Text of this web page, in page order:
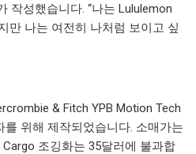
작성했습니다. “나는 Lululemon
만 나는 여전히 나처럼 보이고 싶
& Fitch YPB Motion Tech
위해 제작되었습니다. 소매가는
조깅화는 35달러에 불과합